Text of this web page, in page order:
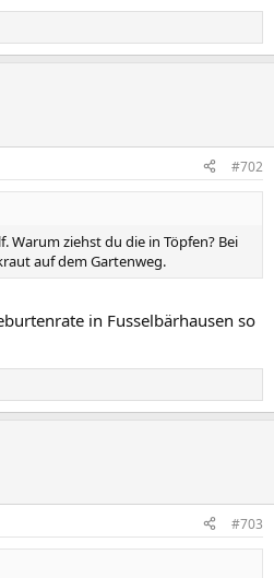
#702
Warum ziehst du die in Töpfen? Bei
auf dem Gartenweg.
in Fusselbärhausen so
#703